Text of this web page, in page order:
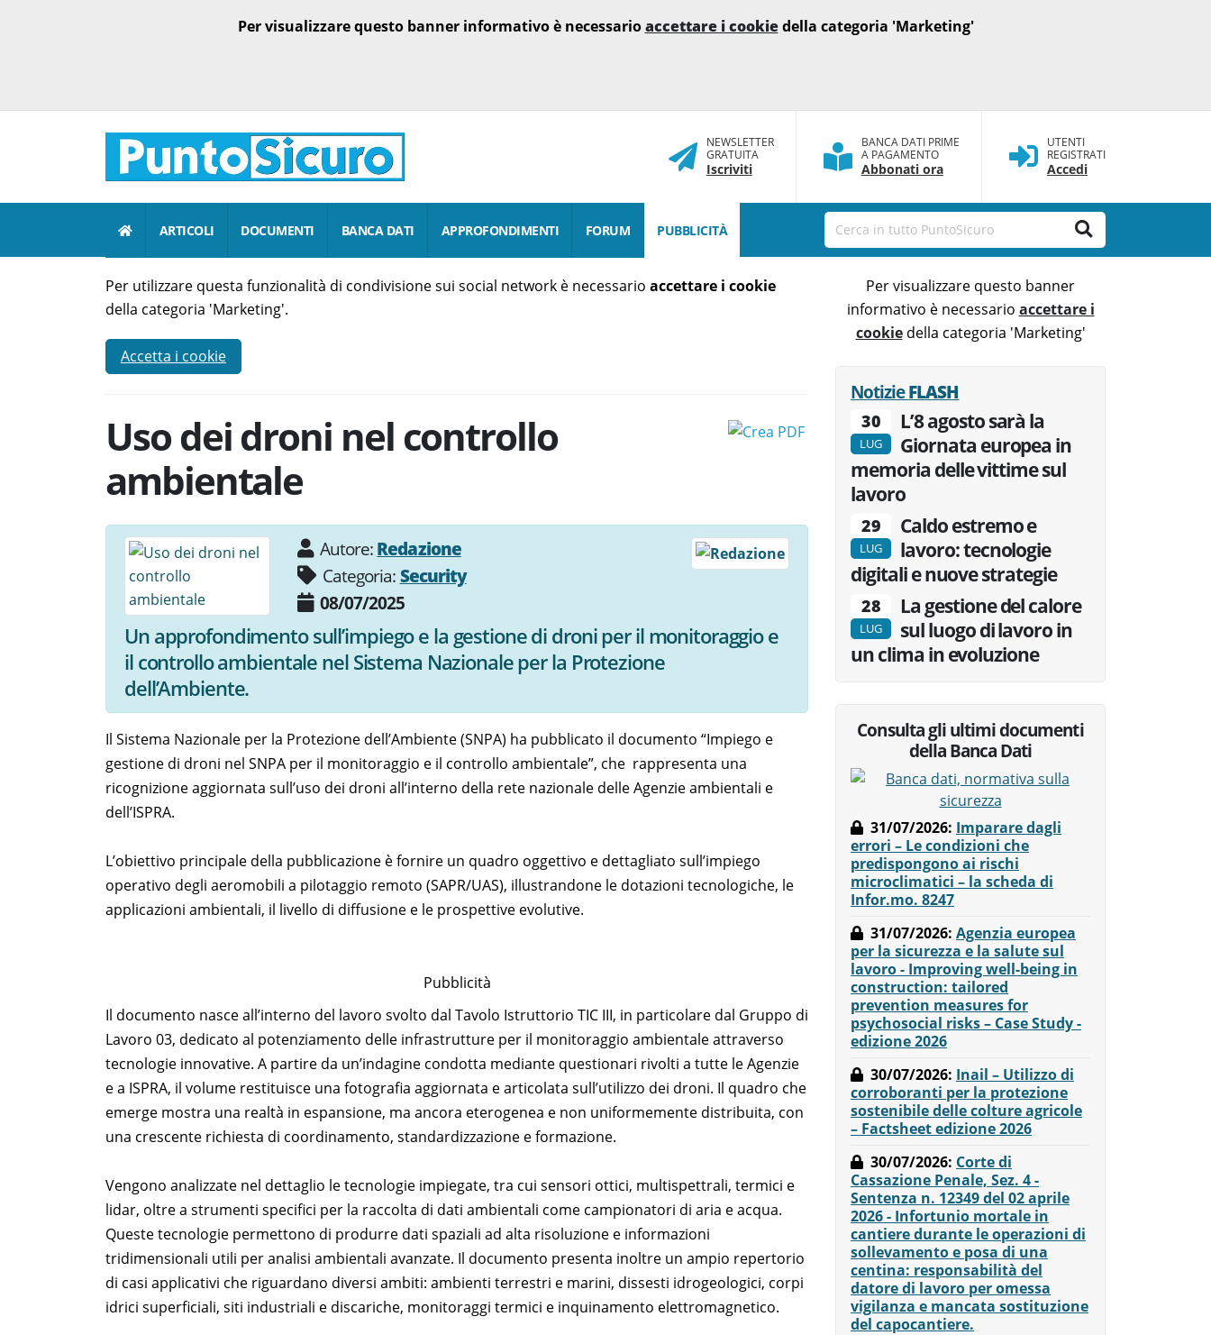
Per visualizzare questo banner informativo è necessarioaccettare i cookiedella categoria 'Marketing'
NEWSLETTER
GRATUITA
Iscriviti
BANCA DATI PRIME
A PAGAMENTO
Abbonati ora
UTENTI
REGISTRATI
Accedi
ARTICOLI DOCUMENTI BANCA DATI APPROFONDIMENTI FORUM PUBBLICITÀ
Per utilizzare questa funzionalità di condivisione sui social network è necessario accettare i cookie
della categoria 'Marketing'.
Accetta i cookie
Uso dei droni nel controllo
ambientale
Autore:Redazione
Categoria:Security
08/07/2025
Un approfondimento sull’impiego e la gestione di droni per il monitoraggio e
il controllo ambientale nel Sistema Nazionale per la Protezione
dell’Ambiente.
Il Sistema Nazionale per la Protezione dell’Ambiente (SNPA) ha pubblicato il documento “Impiego e
gestione di droni nel SNPA per il monitoraggio e il controllo ambientale”, che rappresenta una
ricognizione aggiornata sull’uso dei droni all’interno della rete nazionale delle Agenzie ambientali e
dell’ISPRA.
L’obiettivo principale della pubblicazione è fornire un quadro oggettivo e dettagliato sull’impiego
operativo degli aeromobili a pilotaggio remoto (SAPR/UAS), illustrandone le dotazioni tecnologiche, le
applicazioni ambientali, il livello di diffusione e le prospettive evolutive.
Pubblicità
Il documento nasce all’interno del lavoro svolto dal Tavolo Istruttorio TIC III, in particolare dal Gruppo di
Lavoro 03, dedicato al potenziamento delle infrastrutture per il monitoraggio ambientale attraverso
tecnologie innovative. A partire da un’indagine condotta mediante questionari rivolti a tutte le Agenzie
e a ISPRA, il volume restituisce una fotografia aggiornata e articolata sull’utilizzo dei droni. Il quadro che
emerge mostra una realtà in espansione, ma ancora eterogenea e non uniformemente distribuita, con
una crescente richiesta di coordinamento, standardizzazione e formazione.
Vengono analizzate nel dettaglio le tecnologie impiegate, tra cui sensori ottici, multispettrali, termici e
lidar, oltre a strumenti specifici per la raccolta di dati ambientali come campionatori di aria e acqua.
Queste tecnologie permettono di produrre dati spaziali ad alta risoluzione e informazioni
tridimensionali utili per analisi ambientali avanzate. Il documento presenta inoltre un ampio repertorio
di casi applicativi che riguardano diversi ambiti: ambienti terrestri e marini, dissesti idrogeologici, corpi
idrici superficiali, siti industriali e discariche, monitoraggi termici e inquinamento elettromagnetico.
Per visualizzare questo banner
informativo è necessario accettare i
cookiedella categoria 'Marketing'
NotizieFLASH
30
LUG
L’8 agosto sarà la
Giornata europea in
memoria delle vittime sul
lavoro
29
LUG
Caldo estremo e
lavoro: tecnologie
digitali e nuove strategie
28
LUG
La gestione del calore
sul luogo di lavoro in
un clima in evoluzione
Consulta gli ultimi documenti
della Banca Dati
31/07/2026: Imparare dagli
errori – Le condizioni che
predispongono ai rischi
microclimatici – la scheda di
Infor.mo. 8247
31/07/2026: Agenzia europea
per la sicurezza e la salute sul
lavoro - Improving well-being in
construction: tailored
prevention measures for
psychosocial risks – Case Study -
edizione 2026
30/07/2026: Inail – Utilizzo di
corroboranti per la protezione
sostenibile delle colture agricole
– Factsheet edizione 2026
30/07/2026: Corte di
Cassazione Penale, Sez. 4 -
Sentenza n. 12349 del 02 aprile
2026 - Infortunio mortale in
cantiere durante le operazioni di
sollevamento e posa di una
centina: responsabilità del
datore di lavoro per omessa
vigilanza e mancata sostituzione
del capocantiere.